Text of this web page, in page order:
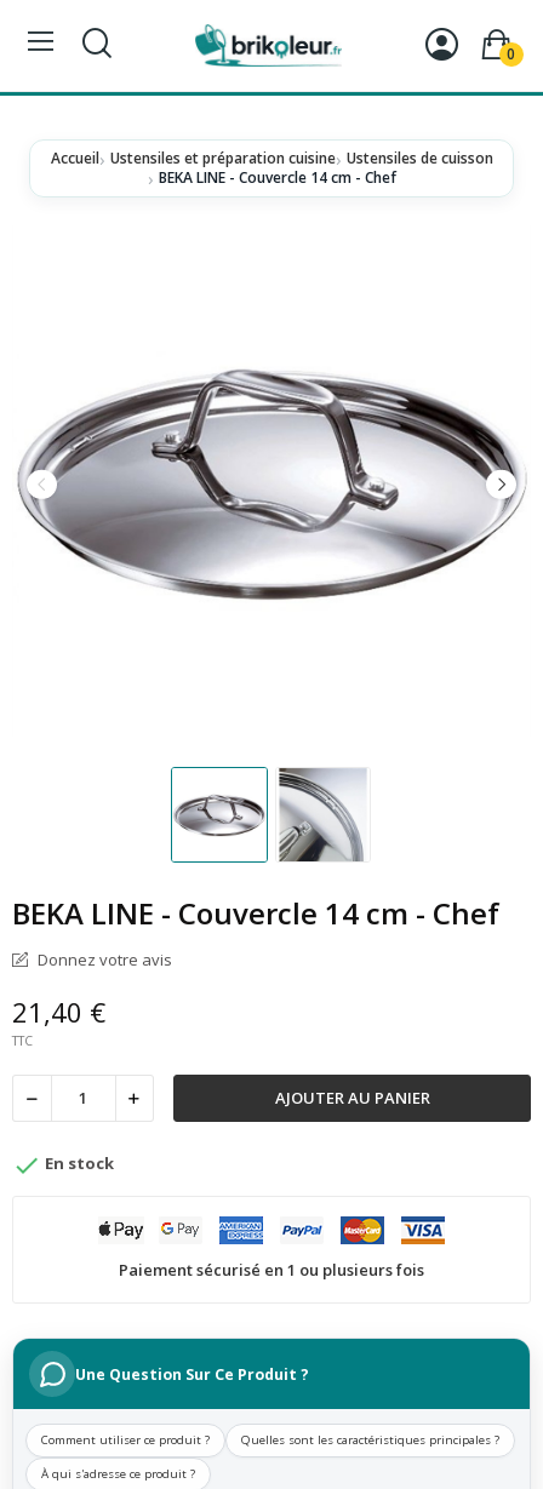
0
Accueil Ustensiles et préparation cuisine Ustensiles de cuisson
BEKA LINE - Couvercle 14 cm - Chef
BEKA LINE - Couvercle 14 cm - Chef
Donnez votre avis
21,40 €
TTC
AJOUTER AU PANIER
 En stock
Paiement sécurisé en 1 ou plusieurs fois
Une Question Sur Ce Produit ?
Comment utiliser ce produit ? Quelles sont les caractéristiques principales ?
À qui s'adresse ce produit ?